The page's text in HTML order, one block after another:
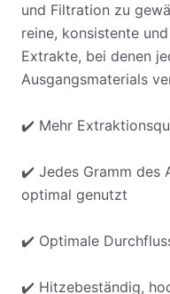
und Filtration zu
reine, konsistente
Extrakte, bei denen
Ausgangsmaterials
✔️ Mehr
✔️ Jedes Gramm des
optimal genutzt
✔️ Optimale
✔️ Hitzebeständig,